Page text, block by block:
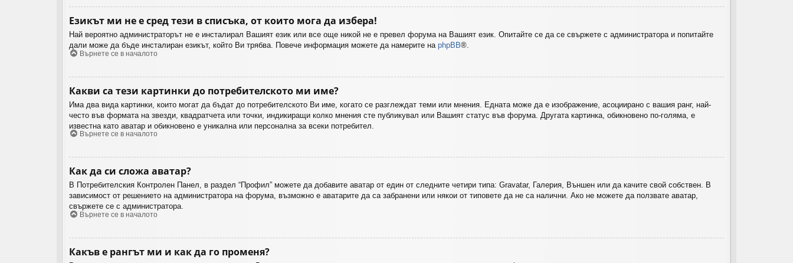
Езикът ми не е сред тези в списъка, от които мога да избера!
Най вероятно администраторът не е инсталирал Вашият език или все още никой не е превел форума на Вашият език. Опитайте се да се свържете с администратора и попитайте
дали може да бъде инсталиран езикът, който Ви трябва. Повече информация можете да намерите на phpBB®.
Върнете се в началото
Какви са тези картинки до потребителското ми име?
Има два вида картинки, които могат да бъдат до потребителското Ви име, когато се разглеждат теми или мнения. Едната може да е изображение, асоциирано с вашия ранг, най-
често във формата на звезди, квадратчета или точки, индикиращи колко мнения сте публикувал или Вашият статус във форума. Другата картинка, обикновено по-голяма, е
известна като аватар и обикновено е уникална или персонална за всеки потребител.
Върнете се в началото
Как да си сложа аватар?
В Потребителския Контролен Панел, в раздел “Профил” можете да добавите аватар от един от следните четири типа: Gravatar, Галерия, Външен или да качите свой собствен. В
зависимост от решението на администратора на форума, възможно е аватарите да са забранени или някои от типовете да не са налични. Ако не можете да ползвате аватар,
свържете се с администратора.
Върнете се в началото
Какъв е рангът ми и как да го променя?